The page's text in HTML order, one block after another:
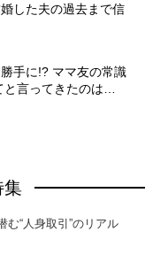
した夫の過去まで信
手に!? ママ友の常識
言ってきたのは…
集
む“人身取引”のリアル